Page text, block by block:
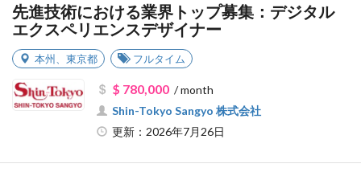
先進技術における業界トップ募集：デジタル
エクスペリエンスデザイナー
本州 東京都 フルタイム
$ 780,000/ month
Shin-Tokyo Sangyo 株式会社
更新：2026年7月26日